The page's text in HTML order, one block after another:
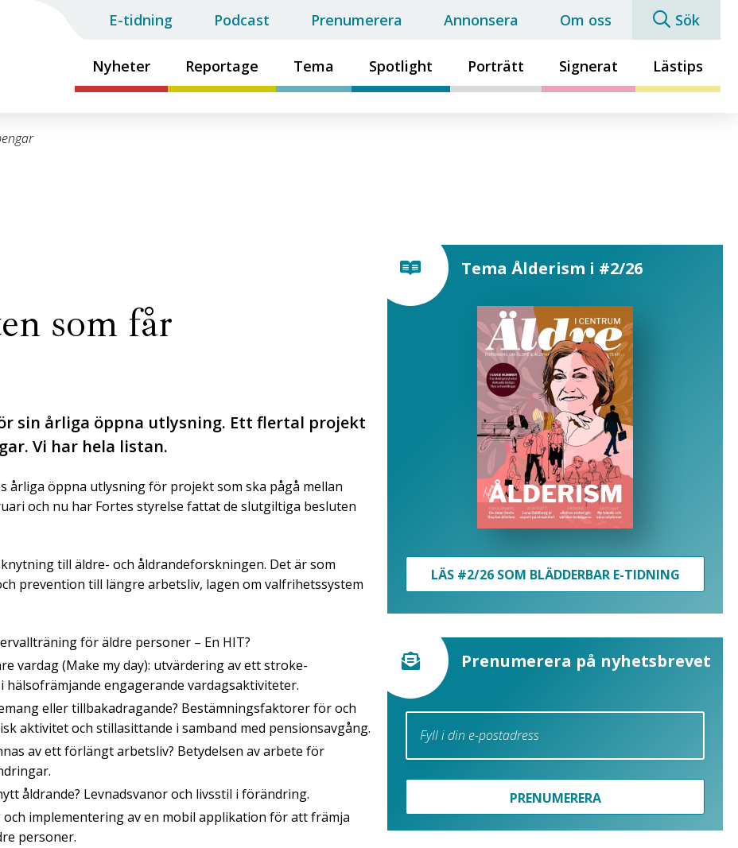
Nyheter Reportage Tema Spotlight Porträtt Signerat Lästips
E-tidning Podcast Prenumerera Annonsera Om oss Sök
som får
sin årliga öppna utlysning. Ett flertal projekt
Vi har hela listan.
årliga öppna utlysning för projekt som ska pågå mellan
och nu har Fortes styrelse fattat de slutgiltiga besluten
till äldre- och åldrandeforskningen. Det är som
prevention till längre arbetsliv, lagen om valfrihetssystem
för äldre personer – En HIT?
vardag (Make my day): utvärdering av ett stroke-
engagerande vardagsaktiviteter.
eller tillbakadragande? Bestämningsfaktorer för och
aktivitet och stillasittande i samband med pensionsavgång.
av ett förlängt arbetsliv? Betydelsen av arbete för
åldrande? Levnadsvanor och livsstil i förändring.
implementering av en mobil applikation för att främja
personer.
Tema Ålderism i #2/26
LÄS #2/26 SOM BLÄDDERBAR E-TIDNING
Prenumerera på nyhetsbrevet
PRENUMERERA